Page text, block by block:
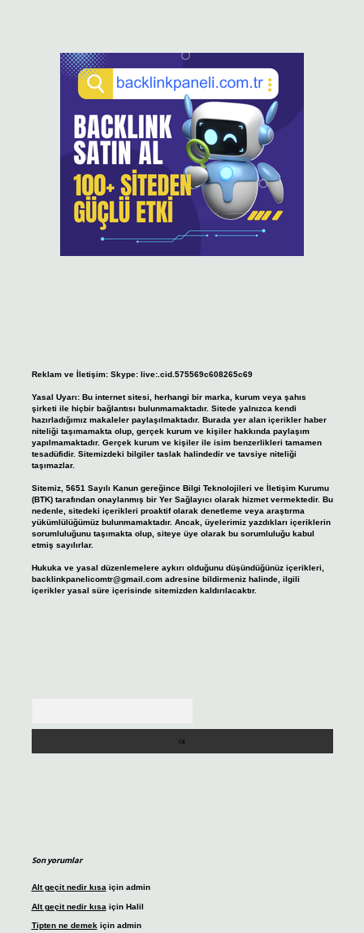
Reklam ve İletişim: Skype: live:.cid.575569c608265c69
Yasal Uyarı: Bu internet sitesi, herhangi bir marka, kurum veya şahıs
şirketi ile hiçbir bağlantısı bulunmamaktadır. Sitede yalnızca kendi
hazırladığımız makaleler paylaşılmaktadır. Burada yer alan içerikler haber
niteliği taşımamakta olup, gerçek kurum ve kişiler hakkında paylaşım
yapılmamaktadır. Gerçek kurum ve kişiler ile isim benzerlikleri tamamen
tesadüfidir. Sitemizdeki bilgiler taslak halindedir ve tavsiye niteliği
taşımazlar.
Sitemiz, 5651 Sayılı Kanun gereğince Bilgi Teknolojileri ve İletişim Kurumu
(BTK) tarafından onaylanmış bir Yer Sağlayıcı olarak hizmet vermektedir. Bu
nedenle, sitedeki içerikleri proaktif olarak denetleme veya araştırma
yükümlülüğümüz bulunmamaktadır. Ancak, üyelerimiz yazdıkları içeriklerin
sorumluluğunu taşımakta olup, siteye üye olarak bu sorumluluğu kabul
etmiş sayılırlar.
Hukuka ve yasal düzenlemelere aykırı olduğunu düşündüğünüz içerikleri,
backlinkpanelicomtr@gmail.comadresine bildirmeniz halinde, ilgili
içerikler yasal süre içerisinde sitemizden kaldırılacaktır.
Son yorumlar
Alt geçit nedir kısa için admin
Alt geçit nedir kısa için Halil
Tipten ne demekiçin admin